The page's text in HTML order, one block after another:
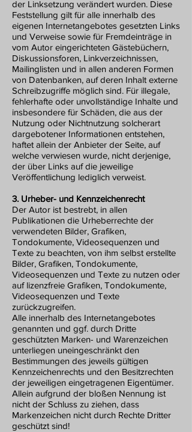
der Linksetzung verändert wurden. Diese
Feststellung gilt für alle innerhalb des
eigenen Internetangebotes gesetzten Links
und Verweise sowie für Fremdeinträge in
vom Autor eingerichteten Gästebüchern,
Diskussionsforen, Linkverzeichnissen,
Mailinglisten und in allen anderen Formen
von Datenbanken, auf deren Inhalt externe
Schreibzugriffe möglich sind. Für illegale,
fehlerhafte oder unvollständige Inhalte und
insbesondere für Schäden, die aus der
Nutzung oder Nichtnutzung solcherart
dargebotener Informationen entstehen,
haftet allein der Anbieter der Seite, auf
welche verwiesen wurde, nicht derjenige,
der über Links auf die jeweilige
Veröffentlichung lediglich verweist.
3. Urheber- und Kennzeichenrecht
Der Autor ist bestrebt, in allen
Publikationen die Urheberrechte der
verwendeten Bilder, Grafiken,
Tondokumente, Videosequenzen und
Texte zu beachten, von ihm selbst erstellte
Bilder, Grafiken, Tondokumente,
Videosequenzen und Texte zu nutzen oder
auf lizenzfreie Grafiken, Tondokumente,
Videosequenzen und Texte
zurückzugreifen.
Alle innerhalb des Internetangebotes
genannten und ggf. durch Dritte
geschützten Marken- und Warenzeichen
unterliegen uneingeschränkt den
Bestimmungen des jeweils gültigen
Kennzeichenrechts und den Besitzrechten
der jeweiligen eingetragenen Eigentümer.
Allein aufgrund der bloßen Nennung ist
nicht der Schluss zu ziehen, dass
Markenzeichen nicht durch Rechte Dritter
geschützt sind!